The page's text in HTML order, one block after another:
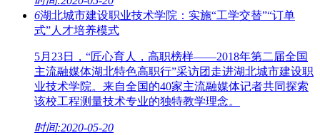
6湖北城市建设职业技术学院：实施“工学交替”“订单
式”人才培养模式
5月23日，“匠心育人，高职榜样——2018年第二届全国
主流融媒体湖北特色高职行”采访团走进湖北城市建设职
业技术学院。来自全国的40家主流融媒体记者共同探索
该校工程测量技术专业的独特教学理念。
时间:2020-05-20